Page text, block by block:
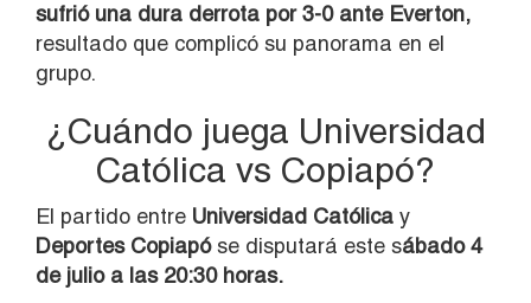
sufrió una dura derrota por 3-0 ante Everton,
resultado que complicó su panorama en el
grupo.
¿Cuándo juega Universidad
Católica vs Copiapó?
El partido entre Universidad Católica y
Deportes Copiapóse disputará este sábado 4
de julio a las 20:30 horas.